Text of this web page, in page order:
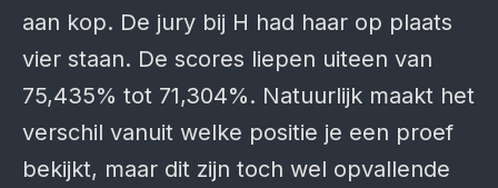
aan kop. De jury bij H had haar op plaats
vier staan. De scores liepen uiteen van
75,435% tot 71,304%. Natuurlijk maakt het
verschil vanuit welke positie je een proef
bekijkt, maar dit zijn toch wel opval­lende